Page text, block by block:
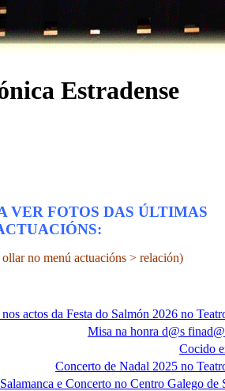
Estradense
VER FOTOS DAS ÚLTIMAS
no menú actuacións > relación)
actos da Festa do Salmón 2026 no
Misa na honra d@s
Cocido
Concerto de Nadal 2025 no
e Concerto no Centro Galego de